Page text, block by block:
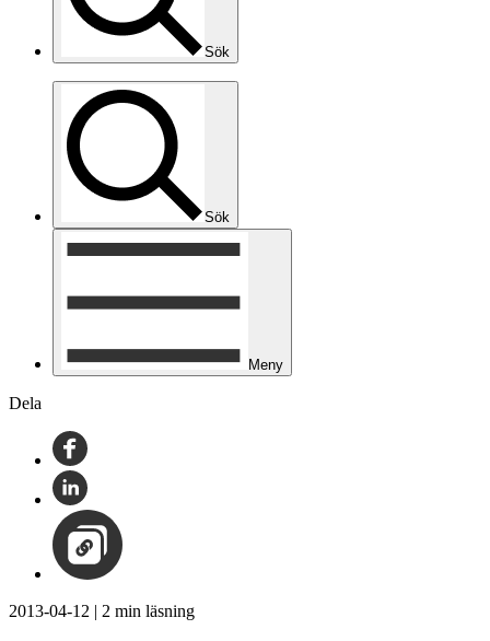
Sök
Sök
Meny
Dela
2013-04-12 | 2 min läsning